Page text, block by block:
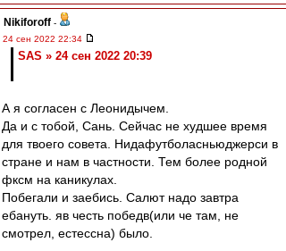
Nikiforoff -
24 сен 2022 22:34
SAS » 24 сен 2022 20:39
А я согласен с Леонидычем.
Да и с тобой, Сань. Сейчас не худшее время
для твоего совета. Нидафутболасньюджерси в
стране и нам в частности. Тем более родной
фксм на каникулах.
Побегали и заебись. Салют надо завтра
ебануть. яв честь победв(или че там, не
смотрел, естессна) было.